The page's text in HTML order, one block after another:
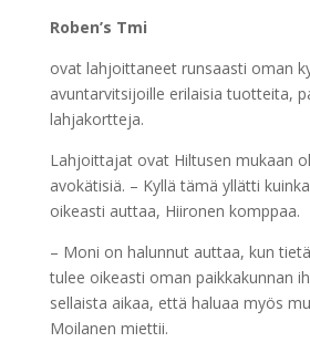
Roben’s Tmi
ovat lahjoittaneet runsaasti oman
avuntarvitsijoille erilaisia tuotteita,
lahjakortteja.
Lahjoittajat ovat Hiltusen mukaan
avokätisiä. – Kyllä tämä yllätti
oikeasti auttaa, Hiironen komppaa.
– Moni on halunnut auttaa, kun
tulee oikeasti oman paikkakunnan
sellaista aikaa, että haluaa myös
Moilanen miettii.